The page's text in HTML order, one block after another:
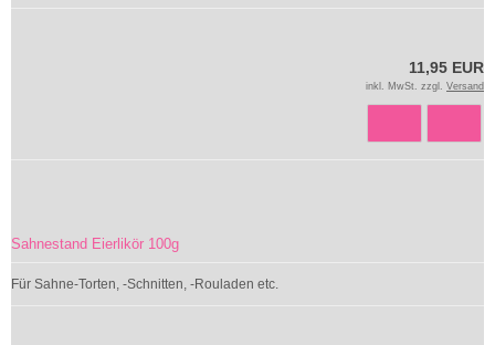
11,95 EUR
inkl. MwSt. zzgl. Versand
Sahnestand Eierlikör 100g
Für Sahne-Torten, -Schnitten, -Rouladen etc.